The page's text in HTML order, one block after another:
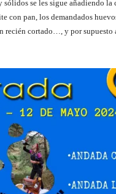
se les sigue añadiendo la
con pan, los demandados
recién cortado…, y por supuesto